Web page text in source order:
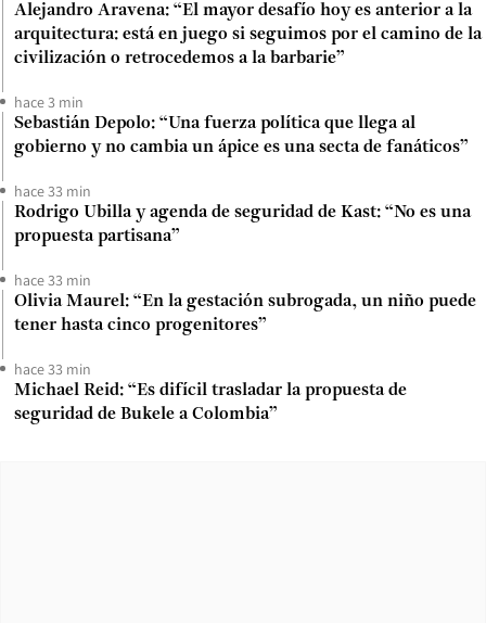
Alejandro Aravena: “El mayor desafío hoy es anterior a la
arquitectura: está en juego si seguimos por el camino de la
civilización o retrocedemos a la barbarie”
hace 3 min
Sebastián Depolo: “Una fuerza política que llega al
gobierno y no cambia un ápice es una secta de fanáticos”
hace 33 min
Rodrigo Ubilla y agenda de seguridad de Kast: “No es una
propuesta partisana”
hace 33 min
Olivia Maurel: “En la gestación subrogada, un niño puede
tener hasta cinco progenitores”
hace 33 min
Michael Reid: “Es difícil trasladar la propuesta de
seguridad de Bukele a Colombia”